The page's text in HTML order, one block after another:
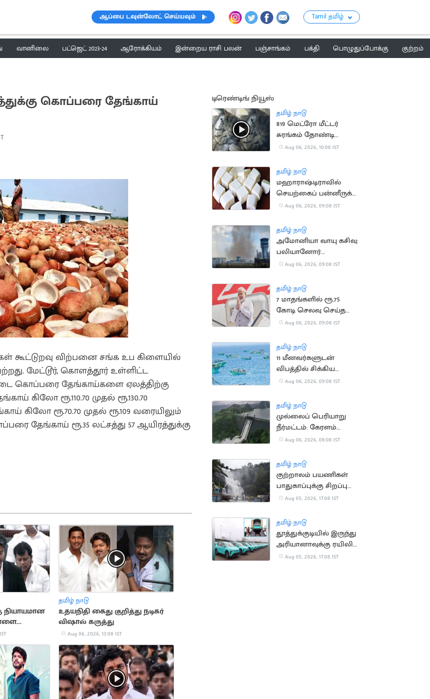
ஆப்பை டவுன்லோட் செய்யவும் Tamil தமிழ்
வானிலை பட்ஜெட் 2023-24 ஆரோக்கியம் இன்றைய ராசி பலன் பஞ்சாங்கம் பக்தி பொழுதுப்போக்கு
குற்றம்
கொப்பரை தேங்காய்
கூட்டுறவு விற்பனை சங்க உப கிளையில்
மேட்டூர், கொளத்தூர் உள்ளிட்ட
கொப்பரை தேங்காய்களை ஏலத்திற்கு
ரூ.110.70 முதல் ரூ.130.70
ரூ.70.70 முதல் ரூ.109 வரையிலும்
தேங்காய் ரூ.35 லட்சத்து 57 ஆயிரத்துக்கு
நியாயமான
தனித்
தமிழ் நாடு
உதயநிதி கைது குறித்து நடிகர்
விஷால் கருத்து
Aug 06, 2026, 13:08 IST
டிரெண்டிங் நியூஸ்
தமிழ் நாடு
819 மெட்ரோ மீட்டர்
சுரங்கம் தோண்டி
நீலகிரி இயந்திரம்
Aug 06, 2026, 10:08 IST
தமிழ் நாடு
மஹாராஷ்டிராவில்
செயற்கைப் பன்னீருக்கு
ஓராண்டு தடை
Aug 06, 2026, 09:08 IST
தமிழ் நாடு
அமோனியா வாயு கசிவு:
பலியானோர்
குடும்பங்களுக்கு ரூ.10
Aug 06, 2026, 09:08 IST
தமிழ் நாடு
7 மாதங்களில் ரூ.75
கோடி செலவு செய்த
பிரதமர் மோடி
Aug 06, 2026, 09:08 IST
தமிழ் நாடு
11 மீனவர்களுடன்
விபத்தில் சிக்கிய
இந்திய மீனவர்களின்
Aug 06, 2026, 09:08 IST
தமிழ் நாடு
முல்லைப் பெரியாறு
நீர்மட்டம்: கேரளம்
அமைச்சர் எச்சரிக்கை
Aug 06, 2026, 08:08 IST
தமிழ் நாடு
குற்றாலம் பயணிகள்
பாதுகாப்புக்கு சிறப்பு
கண்காணிப்பு குழு
Aug 05, 2026, 17:08 IST
தமிழ் நாடு
தூத்துக்குடியில் இருந்து
அரியானாவுக்கு ரயிலில்
செல்லும் மின்சார
Aug 05, 2026, 17:08 IST